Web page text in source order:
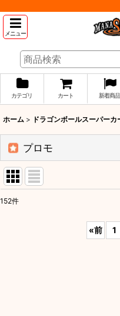
メニュー
カテゴリ カート 新着商品
ホーム > ドラゴンボールスーパーカ
プロモ
152件
«前 1